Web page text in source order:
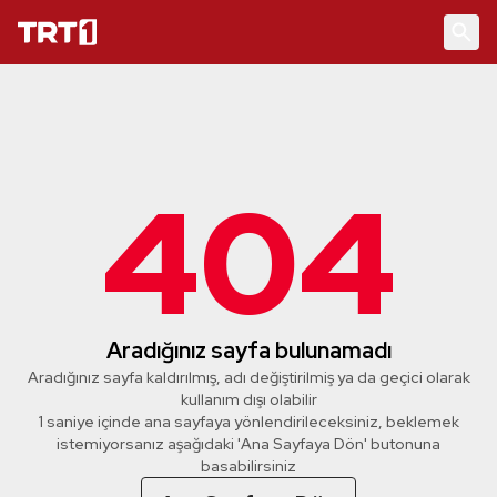
404
Aradığınız sayfa bulunamadı
Aradığınız sayfa kaldırılmış, adı değiştirilmiş ya da geçici olarak
kullanım dışı olabilir
1 saniye içinde ana sayfaya yönlendirileceksiniz, beklemek
istemiyorsanız aşağıdaki 'Ana Sayfaya Dön' butonuna
basabilirsiniz